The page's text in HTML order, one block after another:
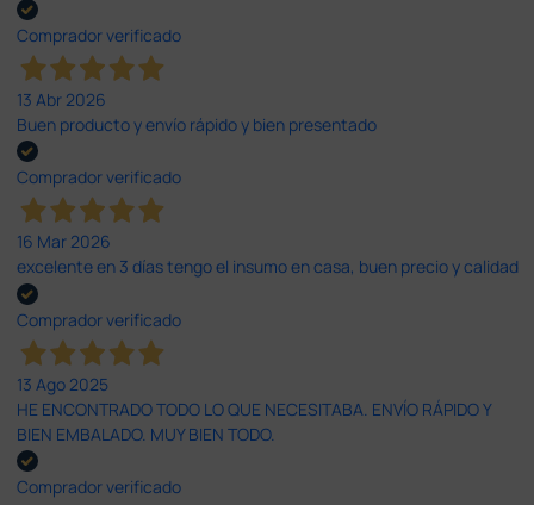
Comprador verificado
13 Abr 2026
Buen producto y envío rápido y bien presentado
Comprador verificado
16 Mar 2026
excelente en 3 días tengo el insumo en casa, buen precio y calidad
Comprador verificado
13 Ago 2025
HE ENCONTRADO TODO LO QUE NECESITABA. ENVÍO RÁPIDO Y
BIEN EMBALADO. MUY BIEN TODO.
Comprador verificado